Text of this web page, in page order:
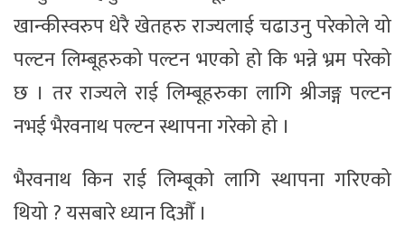
खान्कीस्वरुप धेरै खेतहरु राज्यलाई चढाउनु परेकोले यो
पल्टन लिम्बूहरुको पल्टन भएको हो कि भन्ने भ्रम परेको
छ । तर राज्यले राई लिम्बूहरुका लागि श्रीजङ्ग पल्टन
नभई भैरवनाथ पल्टन स्थापना गरेको हो ।
भैरवनाथ किन राई लिम्बूको लागि स्थापना गरिएको
थियो ? यसबारे ध्यान दिऔँ ।